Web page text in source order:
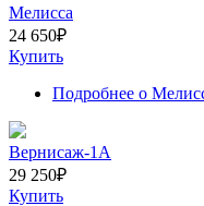
Мелисса
24 650₽
Купить
Подробнее о
Вернисаж-1А
29 250₽
Купить